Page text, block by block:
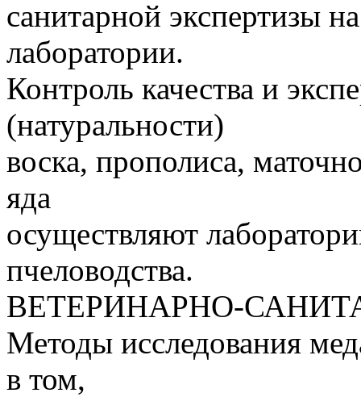
санитарной экспертизы
лаборатории.
Контроль качества и
(натуральности)
воска, прополиса,
яда
осуществляют
пчеловодства.
ВЕТЕРИНАРНО-
Методы исследования
в том,